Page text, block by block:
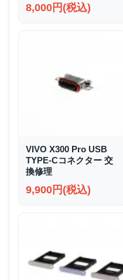
8,000円(税込)
VIVO X300 Pro USB
TYPE-Cコネクター 交
換修理
9,900円(税込)